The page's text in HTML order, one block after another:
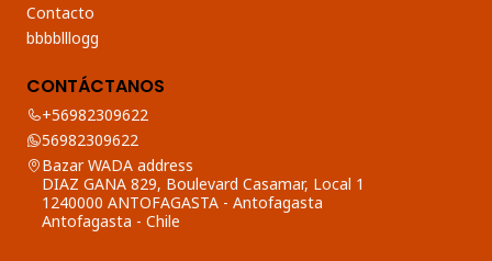
Contacto
bbbblllogg
CONTÁCTANOS
+56982309622
56982309622
Bazar WADA address
DIAZ GANA 829, Boulevard Casamar, Local 1
1240000 ANTOFAGASTA - Antofagasta
Antofagasta - Chile